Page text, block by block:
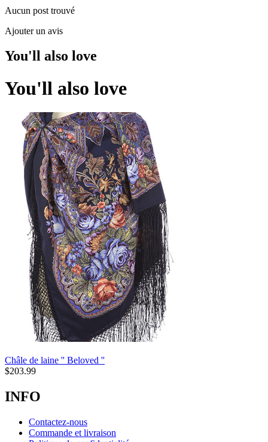
Aucun post trouvé
Ajouter un avis
You'll also love
You'll also love
Châle de laine '' Beloved ''
$203.99
INFO
Contactez-nous
Commande et livraison